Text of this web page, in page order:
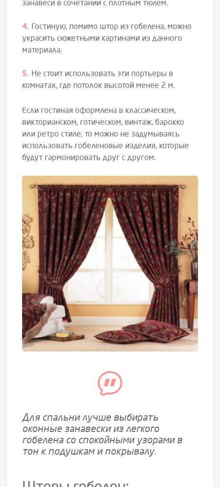
занавеси в сочетании с плотным тюлем.
Гостиную, помимо штор из гобелена, можно
украсить сюжетными картинами из данного
материала.
Не стоит использовать эти портьеры в
комнатах, где потолок высотой менее 2 м.
Если гостиная оформлена в классическом,
викторианском, готическом, винтаж, барокко
или ретро стиле, то можно не задумываясь
использовать гобеленовые изделия, которые
будут гармонировать друг с другом.
Для спальни лучше выбирать
оконные занавески из легкого
гобелена со спокойными узорами в
тон к подушкам и покрывалу.